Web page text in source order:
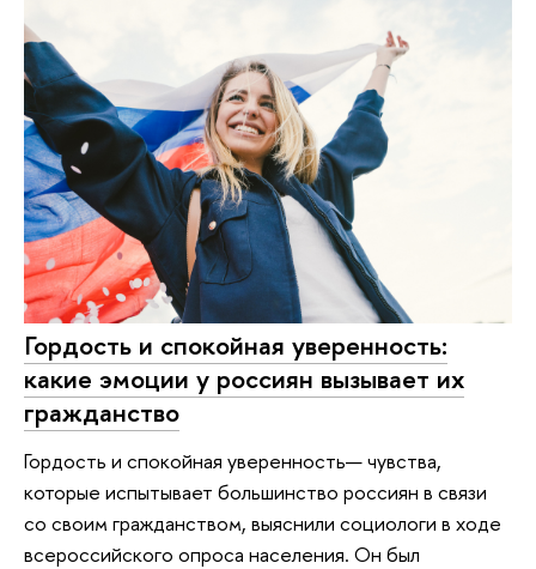
Гордость и спокойная уверенность:
какие эмоции у россиян вызывает их
гражданство
Гордость и спокойная уверенность— чувства,
которые испытывает большинство россиян в связи
со своим гражданством, выяснили социологи в ходе
всероссийского опроса населения. Он был